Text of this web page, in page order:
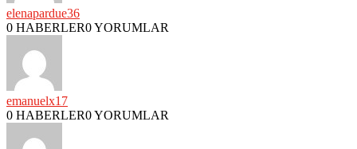
elenapardue36
0 HABERLER0 YORUMLAR
emanuelx17
0 HABERLER0 YORUMLAR